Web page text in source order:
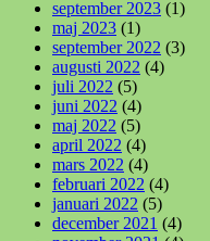
september 2023 (1)
maj 2023 (1)
september 2022 (3)
augusti 2022 (4)
juli 2022 (5)
juni 2022 (4)
maj 2022 (5)
april 2022 (4)
mars 2022 (4)
februari 2022 (4)
januari 2022 (5)
december 2021 (4)